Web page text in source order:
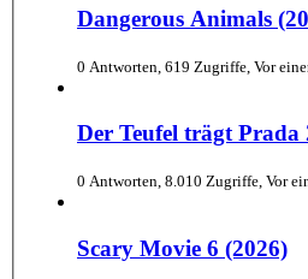
Dangerous Animals
0 Antworten, 619 Zugriffe, Vor
Der Teufel trägt Prada
0 Antworten, 8.010 Zugriffe, Vor
Scary Movie 6 (2026)